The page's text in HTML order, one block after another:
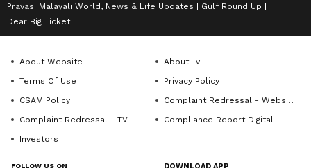
Pravasi Malayali World, News & Life Updates
Gulf Round Up
Dear Big Ticket
About Website
About Tv
Terms Of Use
Privacy Policy
CSAM Policy
Complaint Redressal - Website
Complaint Redressal - TV
Compliance Report Digital
Investors
FOLLOW US ON DOWNLOAD APP